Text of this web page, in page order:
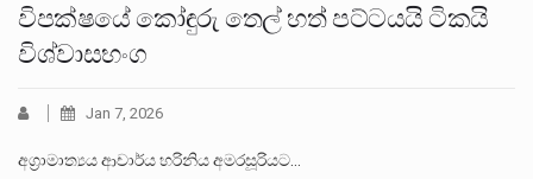
විපක්ෂයේ කෝඳුරු තෙල් හත් පට්ටයයි ටිකයි
විශ්වාසභංග
Jan 7, 2026
අග්‍රාමාත්‍යය ආචාර්ය හරිනිය අමරසූරියට…